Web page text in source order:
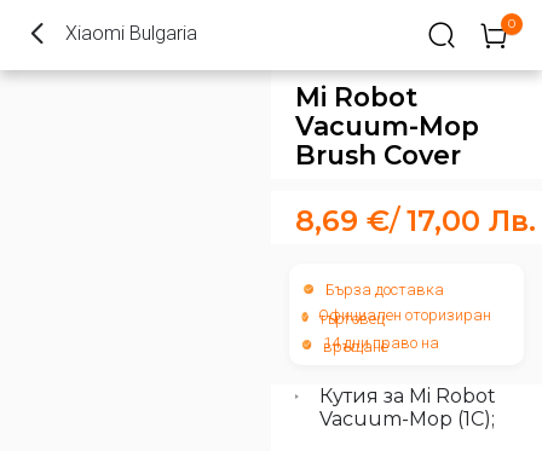
Xiaomi Bulgaria 0
Mi Robot
Vacuum-Mop
Brush Cover
8,69 €/17,00 Лв.
Бърза доставка
Официален оторизиран
търговец
14 дни право на
връщане
Кутия за Mi Robot
Vacuum-Mop (1C);